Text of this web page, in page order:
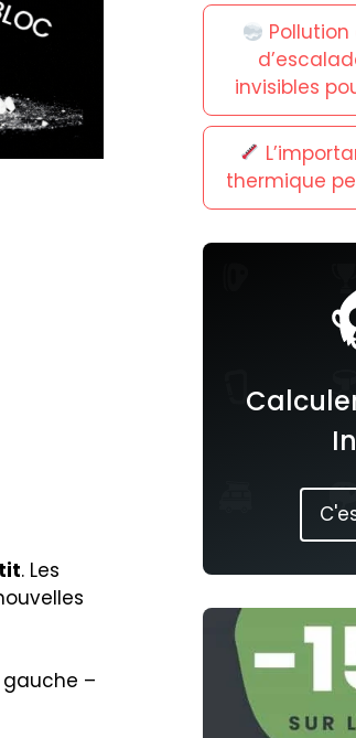
. Les
gauche –
invisibles
thermique